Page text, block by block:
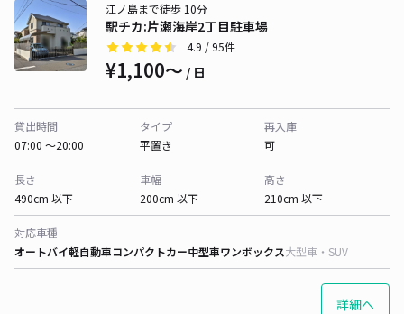
駅チカ:片瀬海岸2丁目駐車場
江ノ島まで徒歩 10分
4.9 / 95件
¥1,100〜 / 日
貸出時間
07:00 〜20:00
タイプ
平置き
再入庫
可
長さ
490cm 以下
車幅
200cm 以下
高さ
210cm 以下
対応車種
オートバイ軽自動車コンパクトカー中型車ワンボックス大型車・SUV
詳細へ